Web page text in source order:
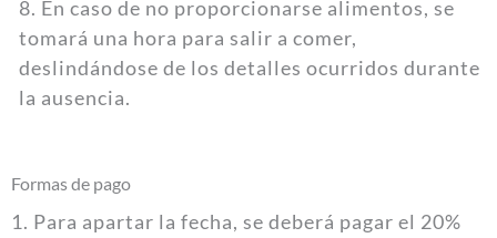
8. En caso de no proporcionarse alimentos, se
tomará una hora para salir a comer,
deslindándose de los detalles ocurridos durante
la ausencia.
Formas de pago
1. Para apartar la fecha, se deberá pagar el 20%